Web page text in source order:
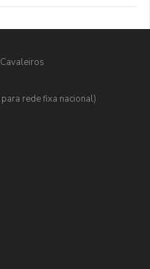
rede fixa nacional)